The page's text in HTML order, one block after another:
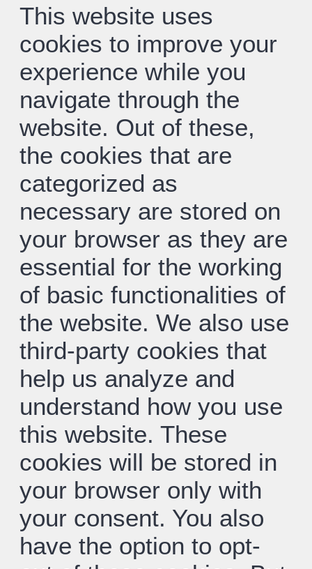
This website uses
cookies to improve your
experience while you
navigate through the
website. Out of these,
the cookies that are
categorized as
necessary are stored on
your browser as they are
essential for the working
of basic functionalities of
the website. We also use
third-party cookies that
help us analyze and
understand how you use
this website. These
cookies will be stored in
your browser only with
your consent. You also
have the option to opt-